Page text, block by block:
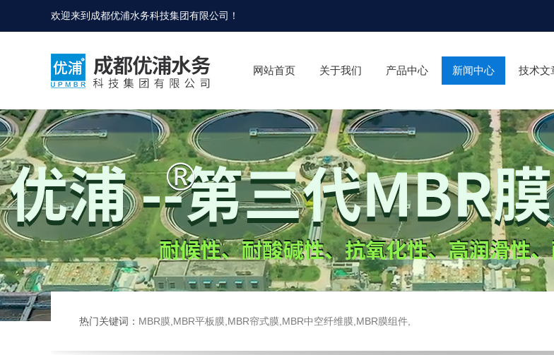
欢迎来到 成都优浦水务科技集团有限公司 ！
网站首页 关于我们 产品中心 新闻中心 技术文
热门关键词： MBR膜,MBR平板膜,MBR帘式膜,MBR中空纤维膜,MBR膜组件,